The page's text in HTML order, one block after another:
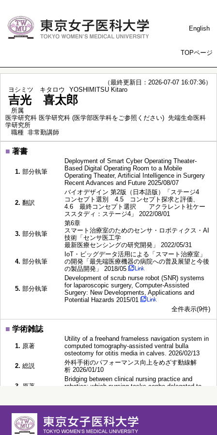
English
TOPページ
（最終更新日：2026-07-07 16:07:36）
ヨシミツ キタロウ
YOSHIMITSU Kitaro
吉光 喜太郎
所属
医学研究科 医学研究科 (医学部医学科をご参照ください) 先端生命医科
学研究所
職種 非常勤講師
■ 著書
1. 部分執筆
Deployment of Smart Cyber Operating Theater-
Based Digital Operating Room to a Mobile
Operating Theater, Artificial Intelligence in Surgery
Recent Advances and Future 2025/08/07
2. 翻訳
バイオデザイン 第2版（日本語版）「ステージ4
コンセプト選別 4.5 コンセプト探求と評価、
4.6 最終コンセプト選択 アクラレント社ケー
ススタディ：ステージ4」 2022/08/01
3. 部分執筆
第6章
スマート治療室のためのセンサ・ロボティクス・AI
技術「センサ医工学
最新医療センシングの研究開発」 2022/05/31
4. 部分執筆
IoT・ビッグデータ活用による「スマート治療室」
の開発「最先端医療機器の病院への普及展望と今後
の製品開発」 2018/05
5. 部分執筆
Development of scrub nurse robot (SNR) systems
for laparoscopic surgery, Computer-Assisted
Surgery: New Developments, Applications and
Potential Hazards 2015/01
全件表示(9件)
■ 学術雑誌
1. 原著
Utility of a freehand frameless navigation system in
computed tomography-assisted ventral bulla
osteotomy for otitis media in calves. 2026/02/13
2. 総説
外科手術のパフォーマンス向上をめざす動線解
析 2026/01/10
3. 原著
Bridging between clinical nursing practice and
robotics: which nursing tasks canbe delegated to
4. 総説
5. 原著
Enhancing surgical efficiency with an automated
scrub nurse robot: a focus on automatic instrument